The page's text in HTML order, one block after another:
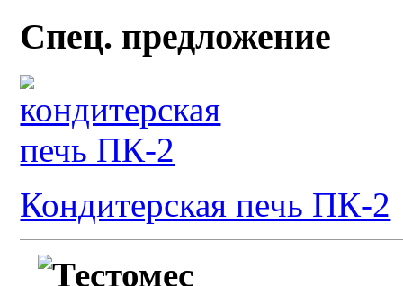
Спец. предложение
Кондитерская печь ПК-2